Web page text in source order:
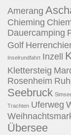
Amerang
Chieming
Dauercamping
Golf
Inselrundfahrt Inzell
Klettersteig
Rosenheim
Seebruck
Trachten Uferweg
Übersee